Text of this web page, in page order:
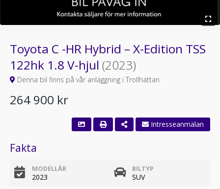
Toyota C -HR Hybrid – X-Edition TSS
122hk 1.8 V-hjul (2023)
Denna bil finns på vår anläggning i Trollhättan
264 900 kr
Intresseanmälan
Fakta
MODELLÅR
2023
BILTYP
SUV